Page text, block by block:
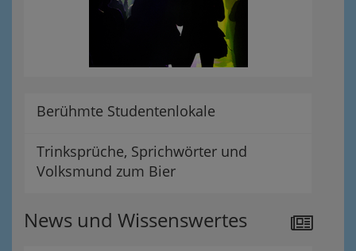
Berühmte Studentenlokale
Trinksprüche, Sprichwörter und
Volksmund zum Bier
News und Wissenswertes